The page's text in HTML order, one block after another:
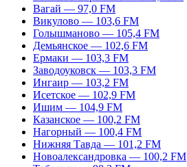
Вагай — 97,0 FM
Викулово — 103,6 FM
Голышманово — 105,4 FM
Демьянское — 102,6 FM
Ермаки — 103,3 FM
Заводоуковск — 103,3 FM
Ингаир — 103,2 FM
Исетское — 102,9 FM
Ишим — 104,9 FM
Казанское — 100,2 FM
Нагорный — 100,4 FM
Нижняя Тавда — 101,2 FM
Новоалександровка — 100,2 FM